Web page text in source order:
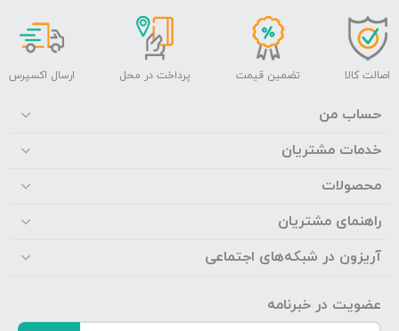
اصالت کالا تضمین قیمت پرداخت در محل ارسال اکسپرس
حساب من
خدمات مشتریان
محصولات
راهنمای مشتریان
آریزون در شبکه‌های اجتماعی
عضویت در خبرنامه